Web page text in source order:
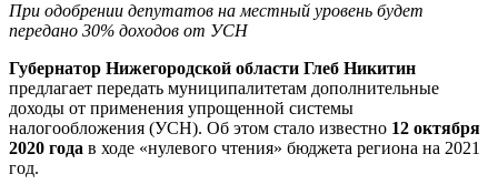
При одобрении депутатов на местный уровень будет
передано 30% доходов от УСН
Губернатор Нижегородской области Глеб Никитин
предлагает передать муниципалитетам дополнительные
доходы от применения упрощенной системы
налогообложения (УСН). Об этом стало известно 12 октября
2020 года в ходе «нулевого чтения» бюджета региона на 2021
год.